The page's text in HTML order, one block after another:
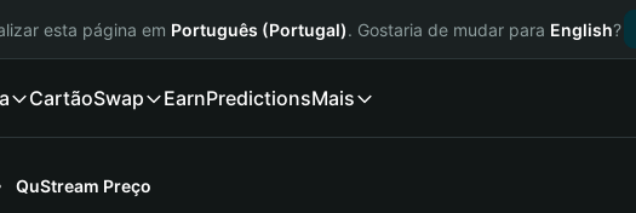
esta página em Português (Portugal). Gostaria de mudar para English?
CartãoSwap EarnPredictionsMais
QuStream Preço